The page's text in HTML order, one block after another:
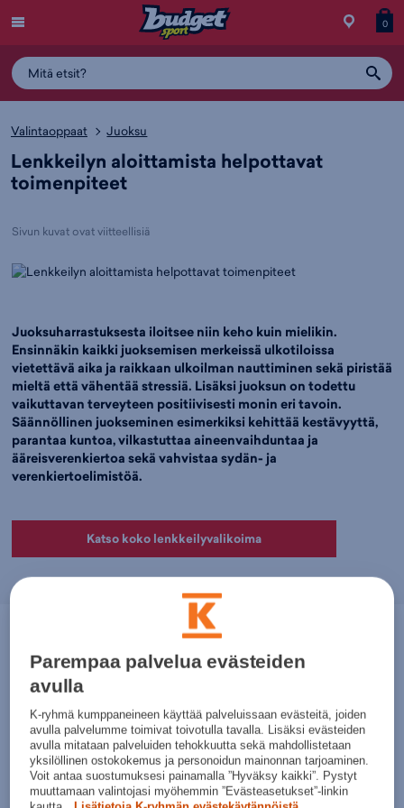
Siirry
0
Valintaoppaat Juoksu
Lenkkeilyn aloittamista helpottavat
toimenpiteet
Sivun kuvat ovat viitteellisiä
Juoksuharrastuksesta iloitsee niin keho kuin mielikin.
Ensinnäkin kaikki juoksemisen merkeissä ulkotiloissa
vietettävä aika ja raikkaan ulkoilman nauttiminen sekä piristää
mieltä että vähentää stressiä. Lisäksi juoksun on todettu
vaikuttavan terveyteen positiivisesti monin eri tavoin.
Säännöllinen juokseminen esimerkiksi kehittää kestävyyttä,
parantaa kuntoa, vilkastuttaa aineenvaihduntaa ja
ääreisverenkiertoa sekä vahvistaa sydän- ja
verenkiertoelimistöä.
Katso koko lenkkeilyvalikoima
Vaikka lenkkeilyn hyödyt olisivatkin tiedossa, lenkkeilyn aloittaminen
voi olla helpommin sanottu kuin tehty. Etenkin lenkkeilyn jatkaminen
vaatii juoksijalta riittävästi sinnikkyyttä ja tietyn määrän itsekuria.
Juoksuharrastuksen aloitus käy helpommin ja johtaa
todennäköisemmin harrastuksen jatkamiseen, kun alusta alkaen
liikkeelle lähdetään maltillisilla lenkin pituudella ja juoksuvauhdilla.
Ennen lenkkeilyn aloittamista tärkeintä on varmistua juoksukenkien
sopivuudesta.
Parempaa palvelua evästeiden
avulla
K-ryhmä kumppaneineen käyttää palveluissaan evästeitä, joiden
avulla palvelumme toimivat toivotulla tavalla. Lisäksi evästeiden
avulla mitataan palveluiden tehokkuutta sekä mahdollistetaan
yksilöllinen ostokokemus ja personoidun mainonnan tarjoaminen.
Voit antaa suostumuksesi painamalla ”Hyväksy kaikki”. Pystyt
muuttamaan valintojasi myöhemmin ”Evästeasetukset”-linkin